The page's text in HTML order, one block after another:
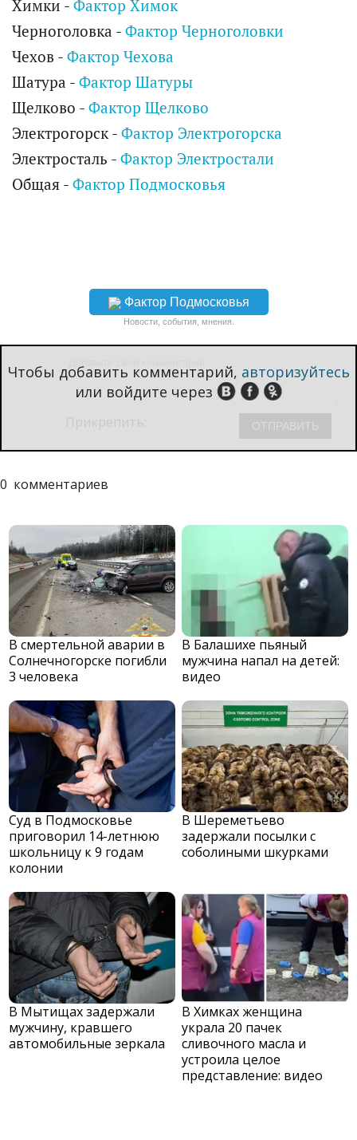
Химки - Фактор Химок
Черноголовка - Фактор Черноголовки
Чехов - Фактор Чехова
Шатура - Фактор Шатуры
Щелково - Фактор Щелково
Электрогорск - Фактор Электрогорска
Электросталь - Фактор Электростали
Общая - Фактор Подмосковья
Фактор Подмосковья
Новости, события, мнения.
Чтобы добавить комментарий, авторизуйтесь
или войдите через
0 комментариев
В смертельной аварии в
Солнечногорске погибли
3 человека
В Балашихе пьяный
мужчина напал на детей:
видео
Суд в Подмосковье
приговорил 14-летнюю
школьницу к 9 годам
колонии
В Шереметьево
задержали посылки с
соболиными шкурками
В Мытищах задержали
мужчину, кравшего
автомобильные зеркала
В Химках женщина
украла 20 пачек
сливочного масла и
устроила целое
представление: видео